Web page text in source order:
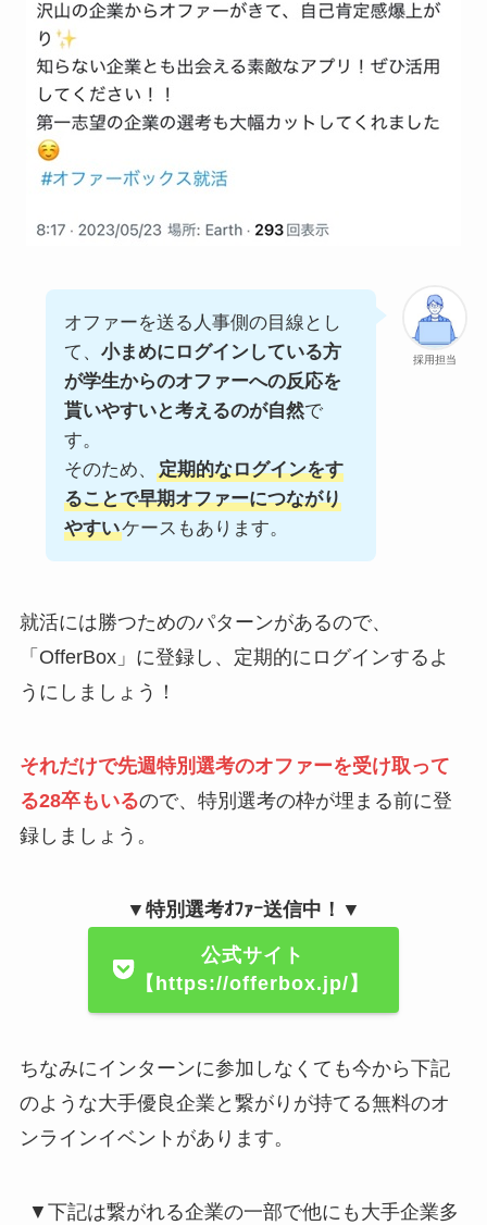
採用担当
オファーを送る人事側の目線とし
て、 小まめにログインしている方
が学生からのオファーへの反応を
貰いやすいと考えるのが自然で
す。
そのため、
定期的なログインをす
ることで早期オファーにつながり
やすいケースもあります。
就活には勝つためのパターンがあるので、
「OfferBox」に登録し、定期的にログインするよ
うにしましょう！
それだけで先週特別選考のオファーを受け取って
る28卒もいるので、特別選考の枠が埋まる前に登
録しましょう。
▼特別選考ｵﾌｧｰ送信中！▼
公式サイト
【https://offerbox.jp/】
ちなみにインターンに参加しなくても今から下記
のような大手優良企業と繋がりが持てる無料のオ
ンラインイベントがあります。
▼下記は繋がれる企業の一部で他にも大手企業多